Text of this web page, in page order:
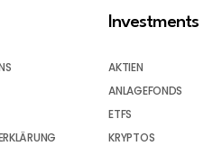
Investments
AKTIEN
ANLAGEFONDS
ETFS
KRYPTOS